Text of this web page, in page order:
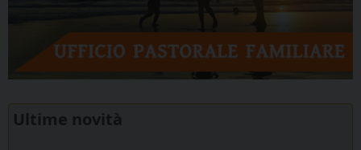
Ultime novità